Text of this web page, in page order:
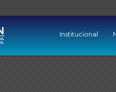
Institucional